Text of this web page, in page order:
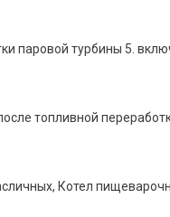
паровой турбины 5.
топливной
Котел